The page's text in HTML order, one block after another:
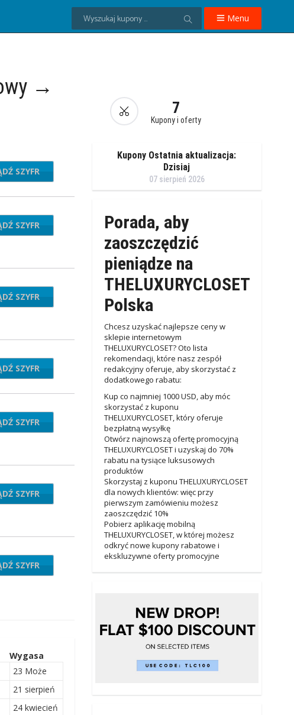
Menu
→
7
Kupony i oferty
NEW15
SZYFR
TLC100
SZYFR
GUST150
SZYFR
AM9
SZYFR
TLC100
SZYFR
NOV100
SZYFR
HBMORE
SZYFR
Wygasa
23 Może
21 sierpień
24 kwiecień
Kupony Ostatnia aktualizacja:
Dzisiaj
07 sierpień 2026
Porada, aby
zaoszczędzić
pieniądze na
THELUXURYCLOSET
Polska
Chcesz uzyskać najlepsze ceny w
sklepie internetowym
THELUXURYCLOSET? Oto lista
rekomendacji, które nasz zespół
redakcyjny oferuje, aby skorzystać z
dodatkowego rabatu:
Kup co najmniej 1000 USD, aby móc
skorzystać z kuponu
THELUXURYCLOSET, który oferuje
bezpłatną wysyłkę
Otwórz najnowszą ofertę promocyjną
THELUXURYCLOSET i uzyskaj do 70%
rabatu na tysiące luksusowych
produktów
Skorzystaj z kuponu THELUXURYCLOSET
dla nowych klientów: więc przy
pierwszym zamówieniu możesz
zaoszczędzić 10%
Pobierz aplikację mobilną
THELUXURYCLOSET, w której możesz
odkryć nowe kupony rabatowe i
ekskluzywne oferty promocyjne